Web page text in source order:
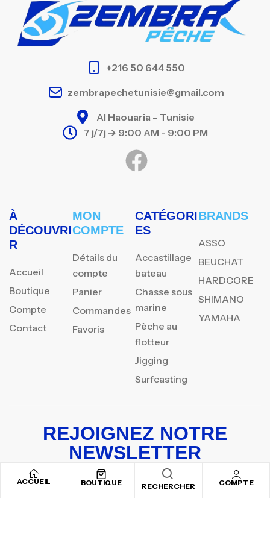
ACCUEIL BOUTIQUE RECHERCHER COMPTE
+216 50 644 550
zembrapechetunisie@gmail.com
Al Haouaria – Tunisie
7 j/7j -> 9:00 AM - 9:00 PM
À
DÉCOUVRI
R
Accueil
Boutique
Compte
Contact
MON
COMPTE
Détails du
compte
Panier
Commandes
Favoris
CATÉGORI
ES
Accastillage
bateau
Chasse sous
marine
Pèche au
flotteur
Jigging
Surfcasting
BRANDS
ASSO
BEUCHAT
HARDCORE
SHIMANO
YAMAHA
REJOIGNEZ NOTRE
NEWSLETTER
Inscrivez-vous pour recevoir nos offres spéciales